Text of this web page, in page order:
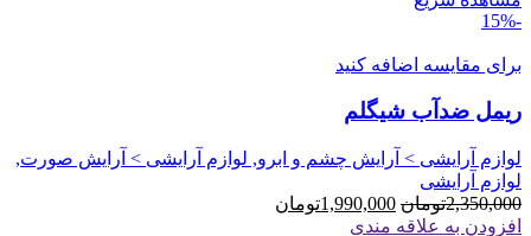
-15%
برای مقایسه اضافه کنید
ریمل ضدآب شیگلم
لوازم آرایشی > آرایش چشم و ابرو, لوازم آرایشی > آرایش صورت,
لوازم آرایشی
2,350,000تومان قیمت
اصلی
1,990,000تومان
افزودن به علاقه مندی